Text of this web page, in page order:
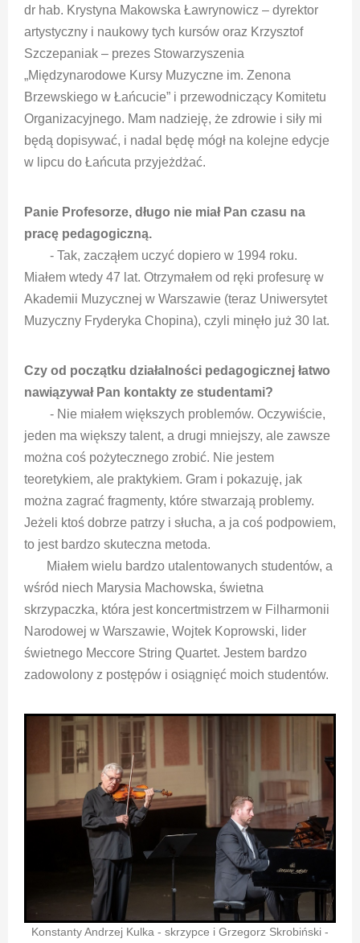
dr hab. Krystyna Makowska Ławrynowicz – dyrektor
artystyczny i naukowy tych kursów oraz Krzysztof
Szczepaniak – prezes Stowarzyszenia
„Międzynarodowe Kursy Muzyczne im. Zenona
Brzewskiego w Łańcucie” i przewodniczący Komitetu
Organizacyjnego. Mam nadzieję, że zdrowie i siły mi
będą dopisywać, i nadal będę mógł na kolejne edycje
w lipcu do Łańcuta przyjeżdżać.
Panie Profesorze, długo nie miał Pan czasu na
pracę pedagogiczną.
- Tak, zacząłem uczyć dopiero w 1994 roku.
Miałem wtedy 47 lat. Otrzymałem od ręki profesurę w
Akademii Muzycznej w Warszawie (teraz Uniwersytet
Muzyczny Fryderyka Chopina), czyli minęło już 30 lat.
Czy od początku działalności pedagogicznej łatwo
nawiązywał Pan kontakty ze studentami?
- Nie miałem większych problemów. Oczywiście,
jeden ma większy talent, a drugi mniejszy, ale zawsze
można coś pożytecznego zrobić. Nie jestem
teoretykiem, ale praktykiem. Gram i pokazuję, jak
można zagrać fragmenty, które stwarzają problemy.
Jeżeli ktoś dobrze patrzy i słucha, a ja coś podpowiem,
to jest bardzo skuteczna metoda.
Miałem wielu bardzo utalentowanych studentów, a
wśród niech Marysia Machowska, świetna
skrzypaczka, która jest koncertmistrzem w Filharmonii
Narodowej w Warszawie, Wojtek Koprowski, lider
świetnego Meccore String Quartet. Jestem bardzo
zadowolony z postępów i osiągnięć moich studentów.
Konstanty Andrzej Kulka - skrzypce i Grzegorz Skrobiński -